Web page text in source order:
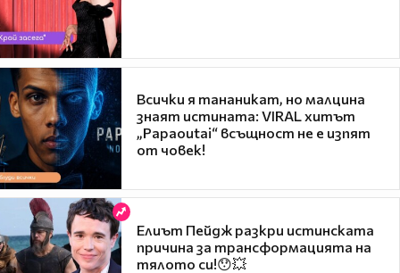
Всички я тананикат, но малцина
знаят истината: VIRAL хитът
„Papaoutai“ всъщност не е изпят
от човек!
Елиът Пейдж разкри истинската
причина за трансформацията на
тялото си!😯💥